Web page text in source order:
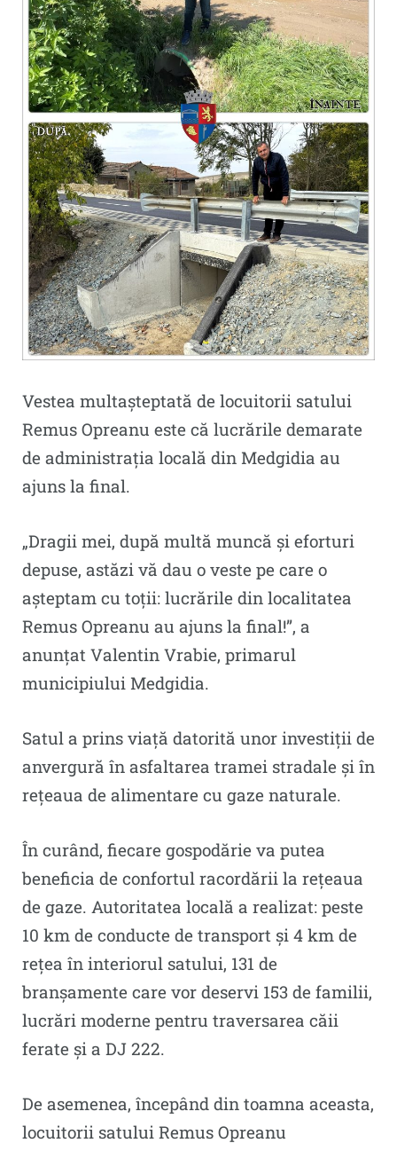
Vestea multașteptată de locuitorii satului
Remus Opreanu este că lucrările demarate
de administrația locală din Medgidia au
ajuns la final.
„Dragii mei, după multă muncă și eforturi
depuse, astăzi vă dau o veste pe care o
așteptam cu toții: lucrările din localitatea
Remus Opreanu au ajuns la final!”, a
anunțat Valentin Vrabie, primarul
municipiului Medgidia.
Satul a prins viață datorită unor investiții de
anvergură în asfaltarea tramei stradale și în
rețeaua de alimentare cu gaze naturale.
În curând, fiecare gospodărie va putea
beneficia de confortul racordării la rețeaua
de gaze. Autoritatea locală a realizat: peste
10 km de conducte de transport și 4 km de
rețea în interiorul satului, 131 de
branșamente care vor deservi 153 de familii,
lucrări moderne pentru traversarea căii
ferate și a DJ 222.
De asemenea, începând din toamna aceasta,
locuitorii satului Remus Opreanu